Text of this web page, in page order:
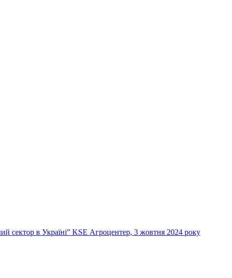
сектор в Україні” KSE Агроцентер, 3 жовтня 2024 року